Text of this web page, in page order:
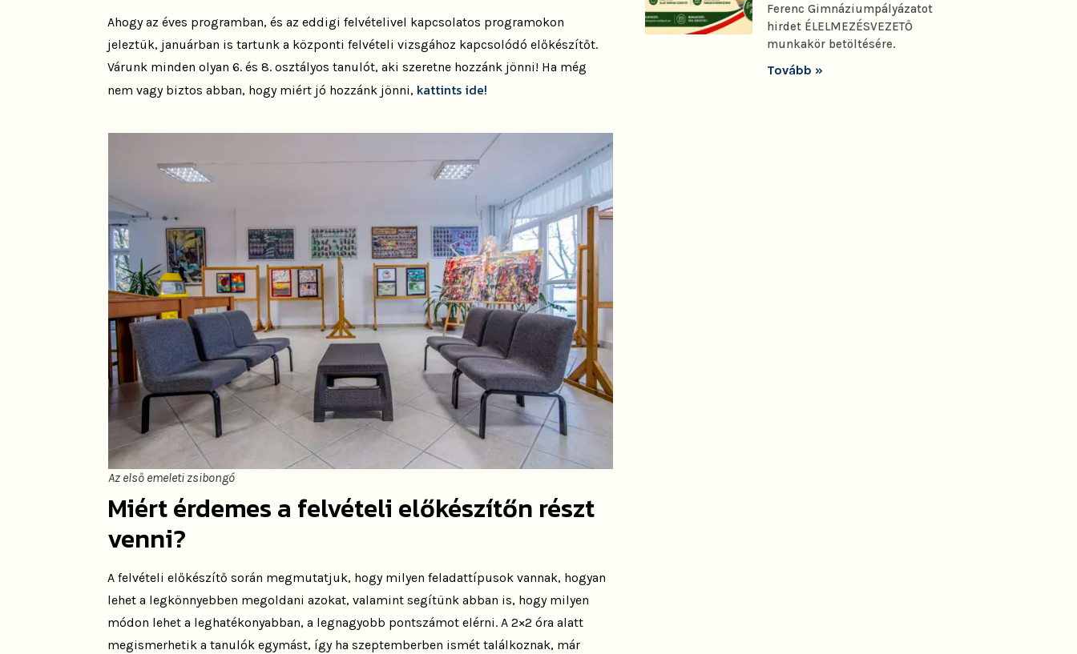
Ahogy az éves programban, és az eddigi felvételivel kapcsolatos programokon
jeleztük, januárban is tartunk a központi felvételi vizsgához kapcsolódó előkészítőt.
Várunk minden olyan 6. és 8. osztályos tanulót, aki szeretne hozzánk jönni! Ha még
nem vagy biztos abban, hogy miért jó hozzánk jönni, kattints ide!
Az első emeleti zsibongó
Miért érdemes a felvételi előkészítőn részt
venni?
A felvételi előkészítő során megmutatjuk, hogy milyen feladattípusok vannak, hogyan
lehet a legkönnyebben megoldani azokat, valamint segítünk abban is, hogy milyen
módon lehet a leghatékonyabban, a legnagyobb pontszámot elérni. A 2×2 óra alatt
megismerhetik a tanulók egymást, így ha szeptemberben ismét találkoznak, már
Ferenc Gimnáziumpályázatot
hirdet ÉLELMEZÉSVEZETŐ
munkakör betöltésére.
Tovább »